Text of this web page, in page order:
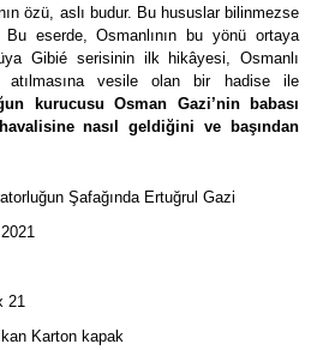
özü, aslı budur. Bu hususlar bilinmezse
Bu eserde, Osmanlının bu yönü ortaya
Gibié serisinin ilk hikâyesi, Osmanlı
atılmasına vesile olan bir hadise ile
kurucusu Osman Gazi’nin babası
nasıl geldiğini ve başından
Şafağında Ertuğrul Gazi
21
Karton kapak